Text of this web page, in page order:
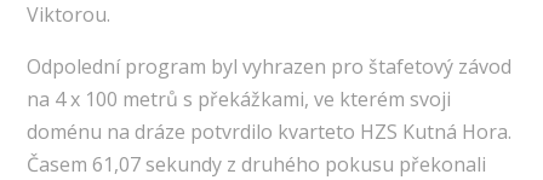
Viktorou.
Odpolední program byl vyhrazen pro štafetový závod
na 4 x 100 metrů s překážkami, ve kterém svoji
doménu na dráze potvrdilo kvarteto HZS Kutná Hora.
Časem 61,07 sekundy z druhého pokusu překonali